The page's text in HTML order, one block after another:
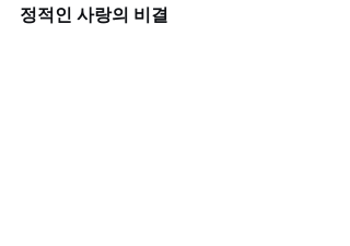
정적인 사랑의 비결